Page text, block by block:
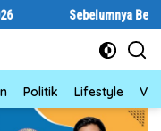
Sebelumnya Berlantaikan
Politik Lifestyle